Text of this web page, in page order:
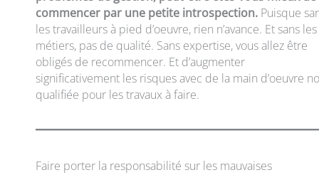
commencer par une petite introspection. Puisque
les travailleurs à pied d’oeuvre, rien n’avance. Et sans les
métiers, pas de qualité. Sans expertise, vous allez être
obligés de recommencer. Et d’augmenter
significativement les risques avec de la main d’oeuvre
qualifiée pour les travaux à faire.
Faire porter la responsabilité sur les mauvaises